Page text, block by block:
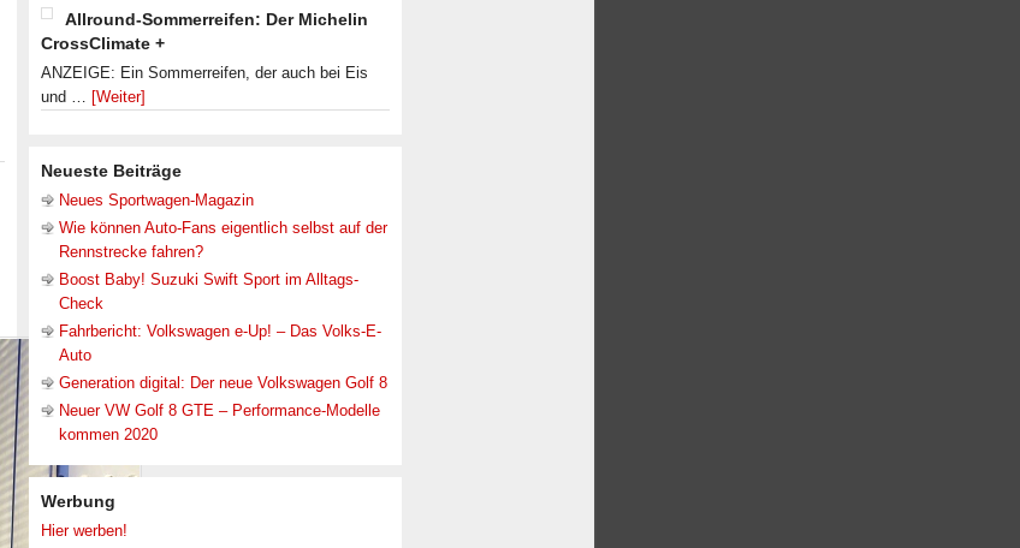
Allround-Sommerreifen: Der Michelin
CrossClimate +
ANZEIGE: Ein Sommerreifen, der auch bei Eis
und … [Weiter]
Neueste Beiträge
Neues Sportwagen-Magazin
Wie können Auto-Fans eigentlich selbst auf der
Rennstrecke fahren?
Boost Baby! Suzuki Swift Sport im Alltags-
Check
Fahrbericht: Volkswagen e-Up! – Das Volks-E-
Auto
Generation digital: Der neue Volkswagen Golf 8
Neuer VW Golf 8 GTE – Performance-Modelle
kommen 2020
Werbung
Hier werben!